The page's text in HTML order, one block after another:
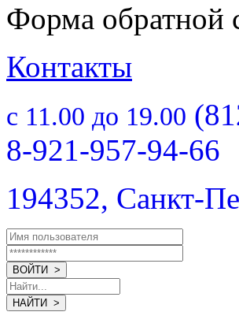
Форма обратной
Контакты
с 11.00 до 19.00
8-921-957-94-66
194352, Санкт-